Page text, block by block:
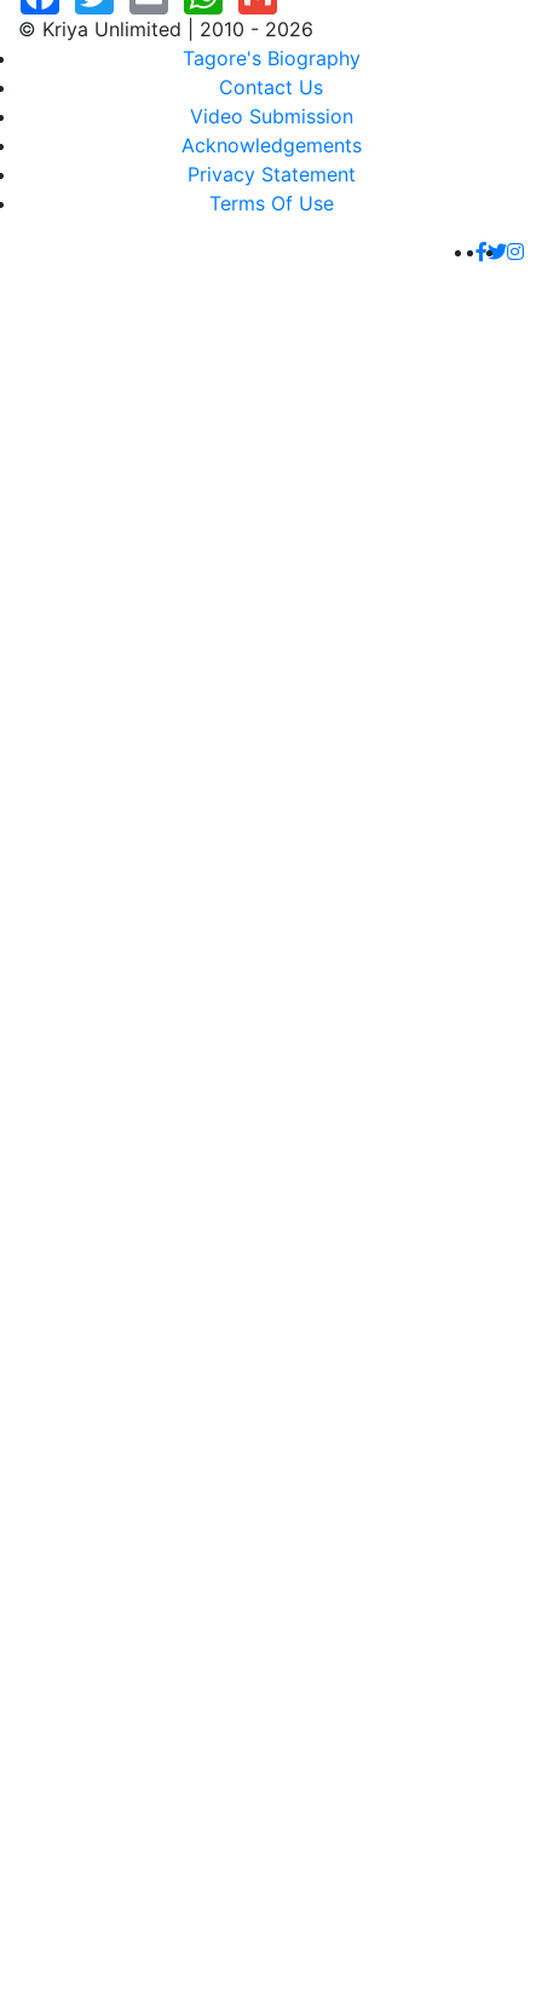
© Kriya Unlimited | 2010 - 2026
Tagore's Biography
Contact Us
Video Submission
Acknowledgements
Privacy Statement
Terms Of Use